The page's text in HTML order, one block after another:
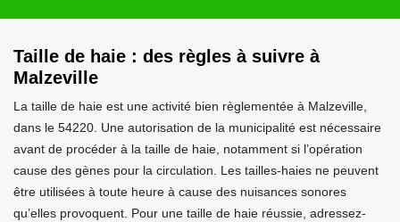
Taille de haie : des règles à suivre à
Malzeville
La taille de haie est une activité bien règlementée à Malzeville,
dans le 54220. Une autorisation de la municipalité est nécessaire
avant de procéder à la taille de haie, notamment si l’opération
cause des gènes pour la circulation. Les tailles-haies ne peuvent
être utilisées à toute heure à cause des nuisances sonores
qu’elles provoquent. Pour une taille de haie réussie, adressez-